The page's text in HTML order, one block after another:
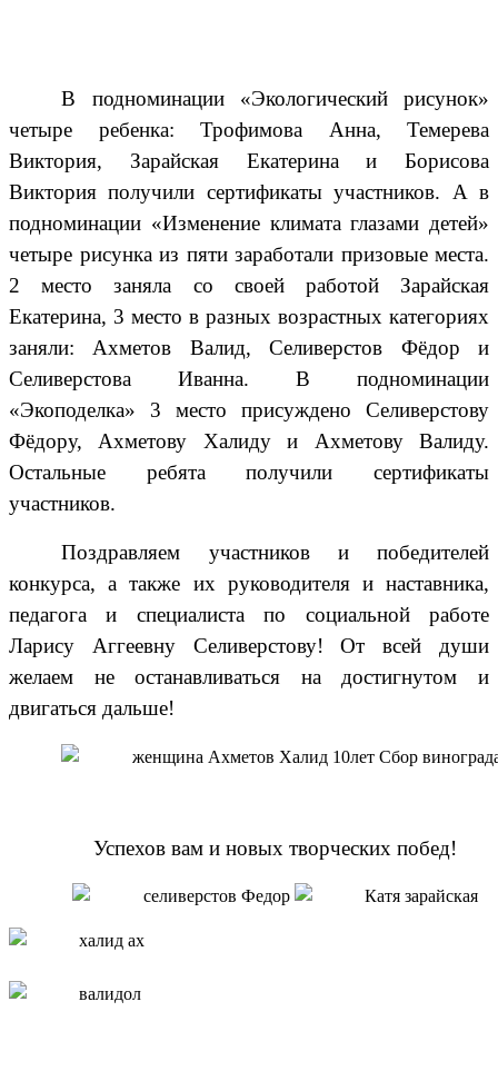
В подноминации «Экологический рисунок»
четыре ребенка: Трофимова Анна, Темерева
Виктория, Зарайская Екатерина и Борисова
Виктория получили сертификаты участников. А в
подноминации «Изменение климата глазами детей»
четыре рисунка из пяти заработали призовые места.
2 место заняла со своей работой Зарайская
Екатерина, 3 место в разных возрастных категориях
заняли: Ахметов Валид, Селиверстов Фёдор и
Селиверстова Иванна. В подноминации
«Экоподелка» 3 место присуждено Селиверстову
Фёдору, Ахметову Халиду и Ахметову Валиду.
Остальные ребята получили сертификаты
участников.
Поздравляем участников и победителей
конкурса, а также их руководителя и наставника,
педагога и специалиста по социальной работе
Ларису Аггеевну Селиверстову! От всей души
желаем не останавливаться на достигнутом и
двигаться дальше!
Успехов вам и новых творческих побед!